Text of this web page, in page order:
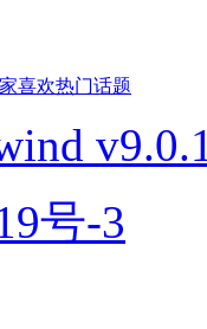
喜欢热门话题
号-3